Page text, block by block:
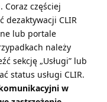
Coraz częściej
dezaktywacji CLIR
lub portale
należy
sekcję „Usługi” lub
status usługi CLIR.
w